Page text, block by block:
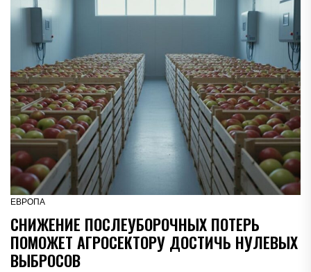
ЕВРОПА
СНИЖЕНИЕ ПОСЛЕУБОРОЧНЫХ ПОТЕРЬ
ПОМОЖЕТ АГРОСЕКТОРУ ДОСТИЧЬ НУЛЕВЫХ
ВЫБРОСОВ